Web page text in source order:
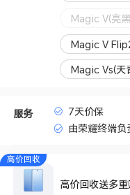
Magic V(亮
Magic V
Magic Vs(天
服务
7天价保
由荣耀终端
高价回收
高价回收送多